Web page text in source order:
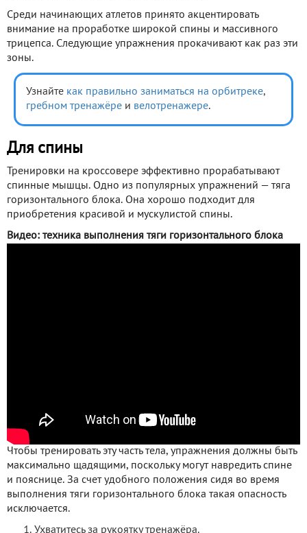
Среди начинающих атлетов принято акцентировать
внимание на проработке широкой спины и массивного
трицепса. Следующие упражнения прокачивают как раз эти
зоны.
Узнайте как правильно заниматься на орбитреке,
гребном тренажёре и велотренажере.
Для спины
Тренировки на кроссовере эффективно прорабатывают
спинные мышцы. Одно из популярных упражнений — тяга
горизонтального блока. Она хорошо подходит для
приобретения красивой и мускулистой спины.
Видео: техника выполнения тяги горизонтального блока
Чтобы тренировать эту часть тела, упражнения должны быть
максимально щадящими, поскольку могут навредить спине
и пояснице. За счет удобного положения сидя во время
выполнения тяги горизонтального блока такая опасность
исключается.
Ухватитесь за рукоятку тренажёра.